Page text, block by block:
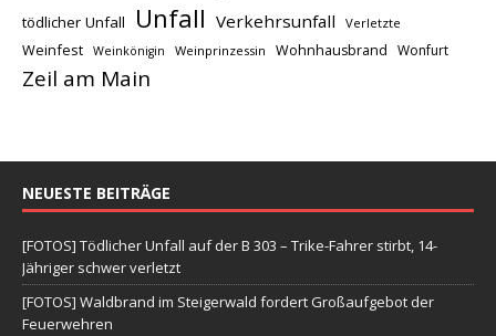
tödlicher Unfall Unfall Verkehrsunfall Verletzte
Weinfest Weinkönigin Weinprinzessin Wohnhausbrand Wonfurt
Zeil am Main
NEUESTE BEITRÄGE
[FOTOS] Tödlicher Unfall auf der B 303 – Trike-Fahrer stirbt, 14-
Jähriger schwer verletzt
[FOTOS] Waldbrand im Steigerwald fordert Großaufgebot der
Feuerwehren